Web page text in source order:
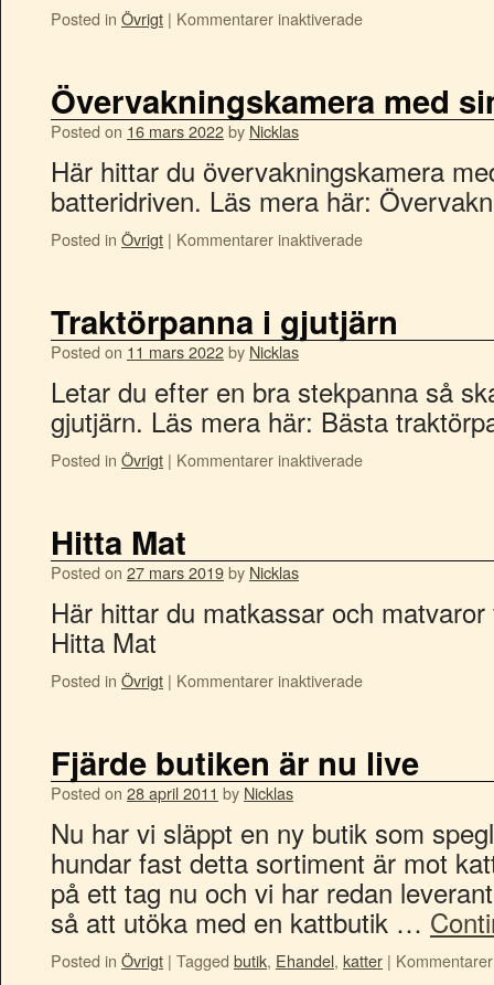
Posted in Övrigt | Kommentarer inaktiverade
Övervakningskamera med
Posted on 16 mars 2022by Nicklas
Här hittar du övervakningskamera
batteridriven. Läs mera här:
Posted in Övrigt | Kommentarer inaktiverade
Traktörpanna i gjutjärn
Posted on 11 mars 2022by Nicklas
Letar du efter en bra stekpanna så
gjutjärn. Läs mera här: Bästa
Posted in Övrigt | Kommentarer inaktiverade
Hitta Mat
Posted on 27 mars 2019by Nicklas
Här hittar du matkassar och
Hitta Mat
Posted in Övrigt | Kommentarer inaktiverade
Fjärde butiken är nu live
Posted on 28 april 2011 by Nicklas
Nu har vi släppt en ny butik som
hundar fast detta sortiment är mot
på ett tag nu och vi har redan
så att utöka med en kattbutik …
Posted in Övrigt | Tagged butik, Ehandel, katter |